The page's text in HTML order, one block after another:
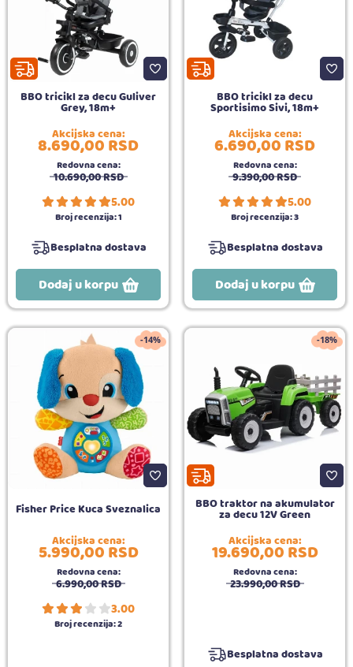
BBO tricikl za decu Guliver
Grey, 18m+
Akcijska cena:
8.690,00RSD
Redovna cena:
10.690,00RSD
5.00
Broj recenzija:1
Besplatna dostava
Dodaj u korpu
BBO tricikl za decu
Sportisimo Sivi, 18m+
Akcijska cena:
6.690,00RSD
Redovna cena:
9.390,00RSD
5.00
Broj recenzija:3
Besplatna dostava
Dodaj u korpu
-14%
Fisher Price Kuca Sveznalica
Akcijska cena:
5.990,00RSD
Redovna cena:
6.990,00RSD
3.00
Broj recenzija:2
-18%
BBO traktor na akumulator
za decu 12V Green
Akcijska cena:
19.690,00RSD
Redovna cena:
23.990,00RSD
Besplatna dostava